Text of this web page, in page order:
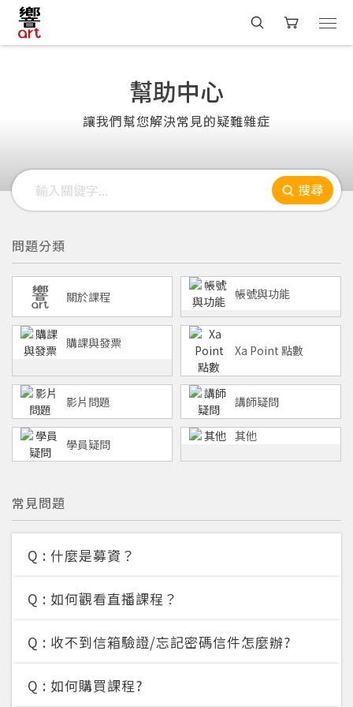
或
您將收到一封Email，請依照信件中的指示重新登
重設密碼
系統偵測到您的帳號重複登入，
點擊下方「確定」將前一位使用者強制登出。
確定
取消
幫助中心
讓我們幫您解決常見的疑難雜症
搜尋
問題分類
關於課程 帳號與功能
購課與發票
Xa Point 點數
影片問題 講師疑問
學員疑問
其他
常見問題
Q : 什麼是募資？
Q : 如何觀看直播課程？
Q : 收不到信箱驗證/忘記密碼信件怎麼辦?
Q : 如何購買課程?